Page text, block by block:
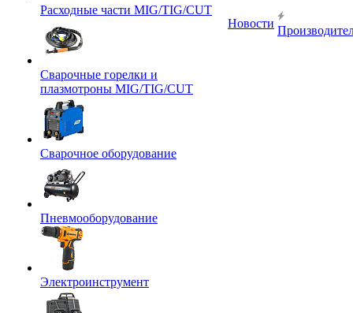
Расходные части MIG/TIG/CUT
Сварочные горелки и
плазмотроны MIG/TIG/CUT
Сварочное оборудование
Пневмооборудование
Электроинструмент
Новости